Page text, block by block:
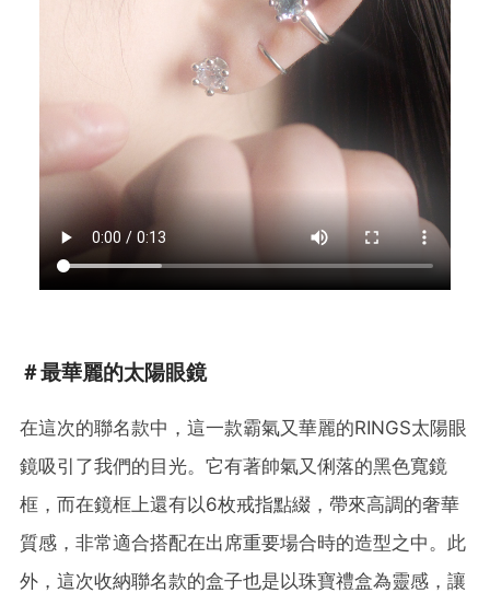
＃最華麗的太陽眼鏡
在這次的聯名款中，這一款霸氣又華麗的RINGS太陽眼
鏡吸引了我們的目光。它有著帥氣又俐落的黑色寬鏡
框，而在鏡框上還有以6枚戒指點綴，帶來高調的奢華
質感，非常適合搭配在出席重要場合時的造型之中。此
外，這次收納聯名款的盒子也是以珠寶禮盒為靈感，讓